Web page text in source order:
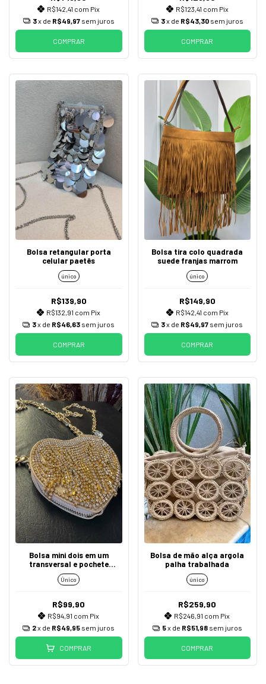
R$142,41 com Pix
3x de R$49,97 sem juros
COMPRAR
R$123,41 com Pix
3x de R$43,30 sem juros
COMPRAR
Bolsa retangular porta
celular paetês
único
R$139,90
R$132,91 com Pix
3x de R$46,63 sem juros
COMPRAR
Bolsa tira colo quadrada
suede franjas marrom
único
R$149,90
R$142,41 com Pix
3x de R$49,97 sem juros
COMPRAR
Bolsa mini dois em um
transversal e pochete
coração strass correntaria
dourada
Único
R$99,90
R$94,91 com Pix
2x de R$49,95 sem juros
COMPRAR
Bolsa de mão alça argola
palha trabalhada
único
R$259,90
R$246,91 com Pix
5x de R$51,98 sem juros
COMPRAR